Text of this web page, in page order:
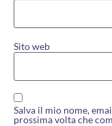
Sito web
Salva il mio nome,
prossima volta che